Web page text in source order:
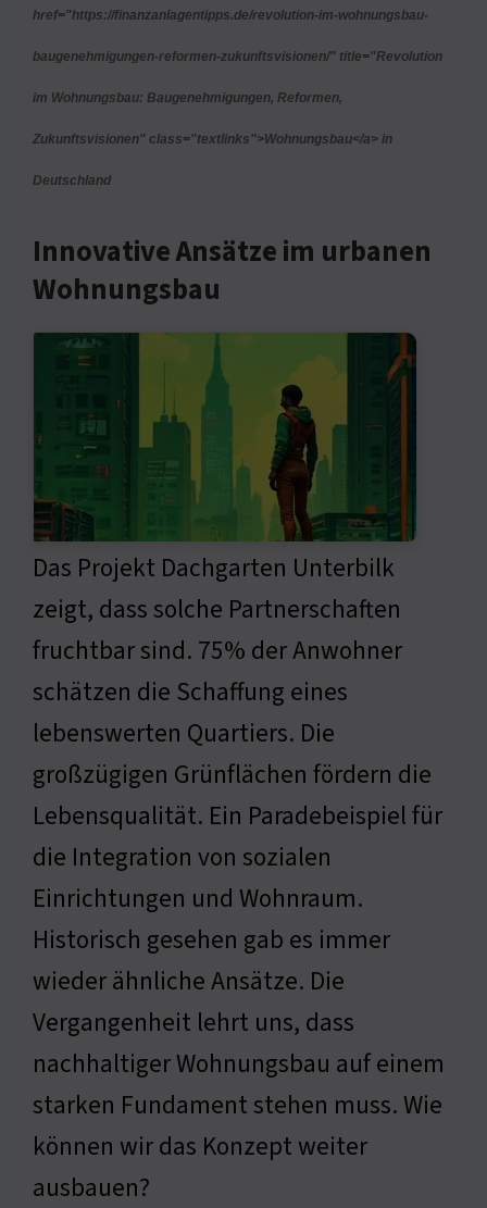
href="https://finanzanlagentipps.de/revolution-im-wohnungsbau-
baugenehmigungen-reformen-zukunftsvisionen/" title="Revolution
im Wohnungsbau: Baugenehmigungen, Reformen,
Zukunftsvisionen" class="textlinks">Wohnungsbau</a> in
Deutschland
Innovative Ansätze im urbanen
Wohnungsbau
Das Projekt Dachgarten Unterbilk
zeigt, dass solche Partnerschaften
fruchtbar sind. 75% der Anwohner
schätzen die Schaffung eines
lebenswerten Quartiers. Die
großzügigen Grünflächen fördern die
Lebensqualität. Ein Paradebeispiel für
die Integration von sozialen
Einrichtungen und Wohnraum.
Historisch gesehen gab es immer
wieder ähnliche Ansätze. Die
Vergangenheit lehrt uns, dass
nachhaltiger Wohnungsbau auf einem
starken Fundament stehen muss. Wie
können wir das Konzept weiter
ausbauen?